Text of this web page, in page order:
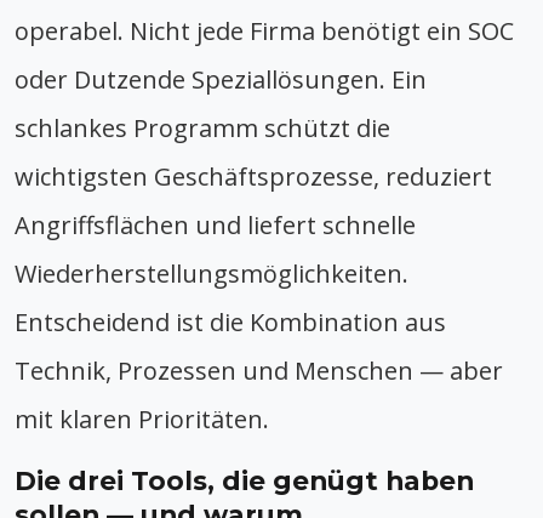
operabel. Nicht jede Firma benötigt ein SOC
oder Dutzende Speziallösungen. Ein
schlankes Programm schützt die
wichtigsten Geschäftsprozesse, reduziert
Angriffsflächen und liefert schnelle
Wiederherstellungsmöglichkeiten.
Entscheidend ist die Kombination aus
Technik, Prozessen und Menschen — aber
mit klaren Prioritäten.
Die drei Tools, die genügt haben